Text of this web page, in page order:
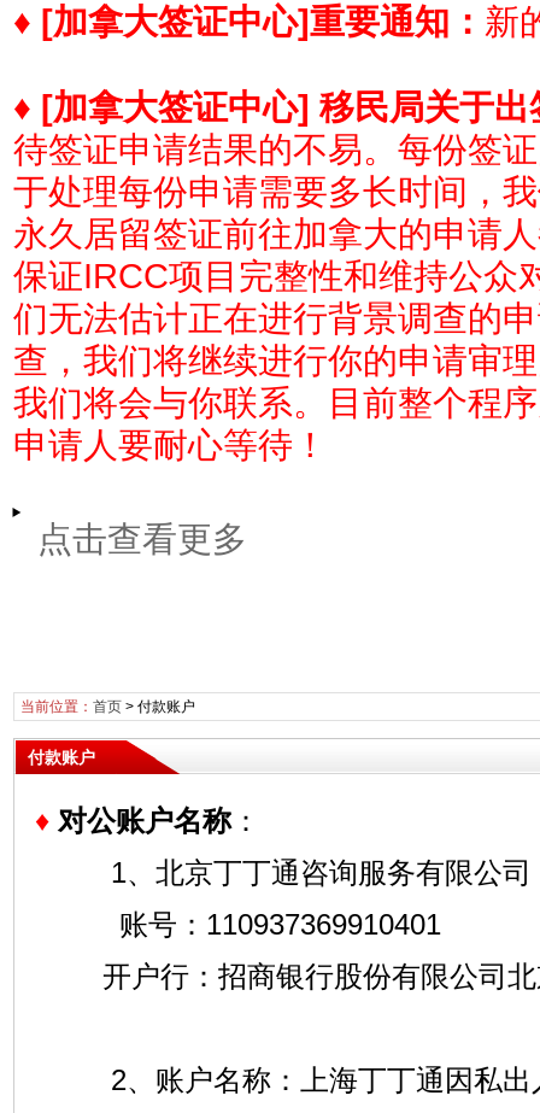
♦ [加拿大签证中心]重要通知： 新
♦ [加拿大签证中心] 移民局关于
待签证申请结果的不易。每份签
于处理每份申请需要多长时间，
永久居留签证前往加拿大的申请
保证IRCC项目完整性和维持公众
们无法估计正在进行背景调查的
查，我们将继续进行你的申请审
我们将会与你联系。目前整个程
申请人要耐心等待！
点击查看更多
当前位置： 首页> 付款账户
付款账户
♦ 对公账户名称：
1、北京丁丁通咨询服务有限公司
账号：110937369910401
开户行：招商银行股份有限公司北
2、账户名称：上海丁丁通因私出